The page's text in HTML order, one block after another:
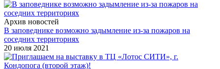
Архив новостей
В заповеднике возможно задымление из-за пожаров на
соседних территориях
20 июля 2021